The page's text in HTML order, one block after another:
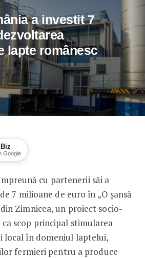
a investit 7
lapte românesc
Google
a investit 7 mil.
cu partenerii săi a
7 milioane de euro în „O șansă
Zimnicea, un proiect socio-
scop principal stimularea
în domeniul laptelui,
fermieri pentru a produce